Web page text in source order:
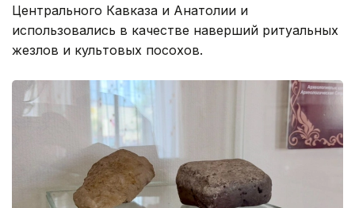
Центрального Кавказа и Анатолии и
использовались в качестве наверший ритуальных
жезлов и культовых посохов.